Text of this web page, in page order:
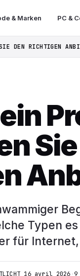
& Marken PC &
DEN RICHTIGEN
Typen
für
16 avril 2026 ·9